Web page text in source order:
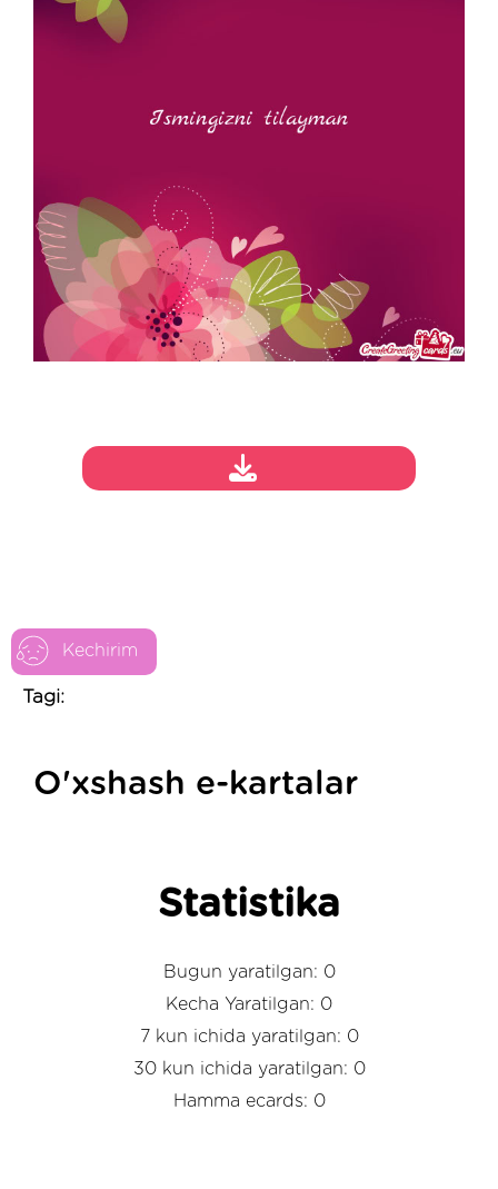
Kechirim
Tagi:
O'xshash e-kartalar
Statistika
Bugun yaratilgan: 0
Kecha Yaratilgan: 0
7 kun ichida yaratilgan: 0
30 kun ichida yaratilgan: 0
Hamma ecards: 0